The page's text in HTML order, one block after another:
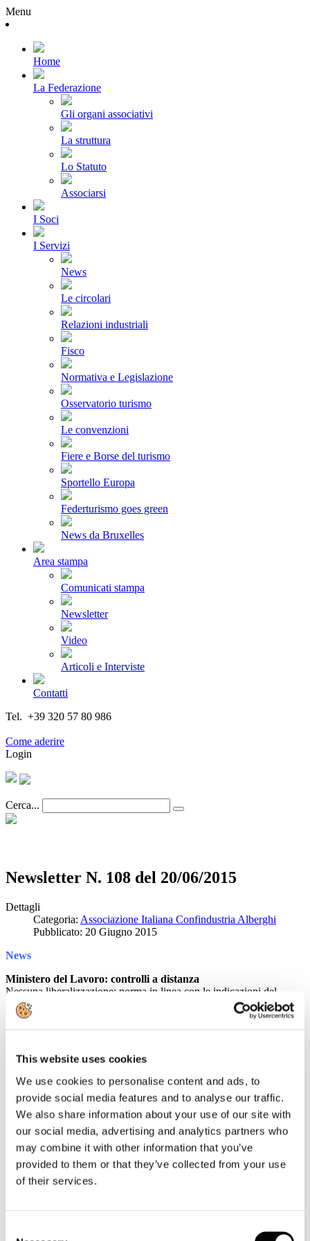
This website uses cookies
We use cookies to personalise content and ads, to
provide social media features and to analyse our traffic.
We also share information about your use of our site with
our social media, advertising and analytics partners who
may combine it with other information that you’ve
provided to them or that they’ve collected from your use
of their services.
Menu
Home
La Federazione
Gli organi associativi
La struttura
Lo Statuto
Associarsi
I Soci
I Servizi
News
Le circolari
Relazioni industriali
Fisco
Normativa e Legislazione
Osservatorio turismo
Le convenzioni
Fiere e Borse del turismo
Sportello Europa
Federturismo goes green
News da Bruxelles
Area stampa
Comunicati stampa
Newsletter
Video
Articoli e Interviste
Contatti
Tel. +39 320 57 80 986
Come aderire
Login
Cerca...
Newsletter N. 108 del 20/06/2015
Dettagli
Categoria: Associazione Italiana Confindustria Alberghi
Pubblicato: 20 Giugno 2015
News
Ministero del Lavoro: controlli a distanza
Nessuna liberalizzazione; norma in linea con le indicazioni del
Garante della Privacy
Definite le disposizioni applicative per l'attribuzione
dell'agevolazione fiscale introdotta dal Dl 83/2014 a favore delle
strutture ricettive che si rifanno il look
Rassegna Stampa
Gli Alberghi sfidano il web
Primo Magazine
PALMUCCI: Confindustria Alberghi e Assobiomedica
rinnovano l'accordo sui congressi medici: sobrietà e prezzi
congrui anche nei 5 stelle